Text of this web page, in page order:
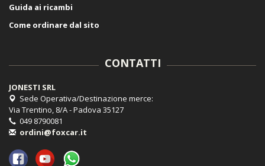
Guida ai ricambi
Come ordinare dal sito
CONTATTI
JONESTI SRL
Sede Operativa/Destinazione merce:
Via Trentino, 8/A - Padova 35127
049 8790081
ordini@foxcar.it